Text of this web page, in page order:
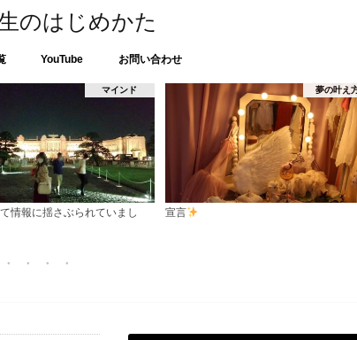
のはじめかた
YouTube お問い合わせ
夢の叶え方 エマココ
ガーターリングの使い道を教えます